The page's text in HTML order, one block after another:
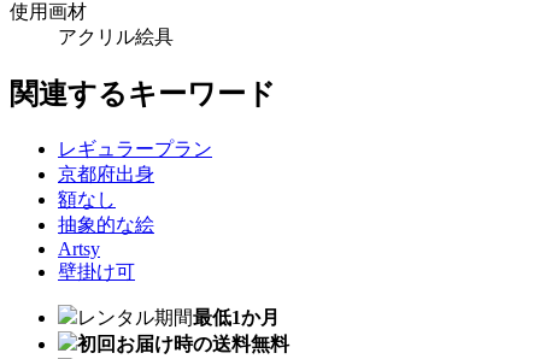
使用画材
アクリル絵具
関連するキーワード
レギュラープラン
京都府出身
額なし
抽象的な絵
Artsy
壁掛け可
レンタル期間最低1か月
初回お届け時の送料無料